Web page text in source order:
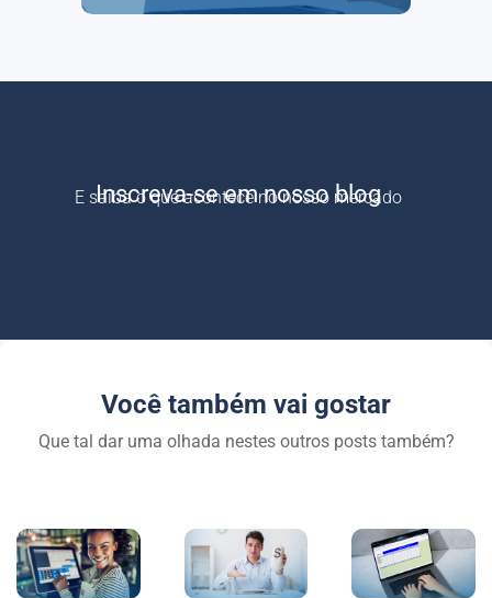
Inscreva-se em nosso blog
E saiba o que acontece no nosso mercado
Você também vai gostar
Que tal dar uma olhada nestes outros posts também?